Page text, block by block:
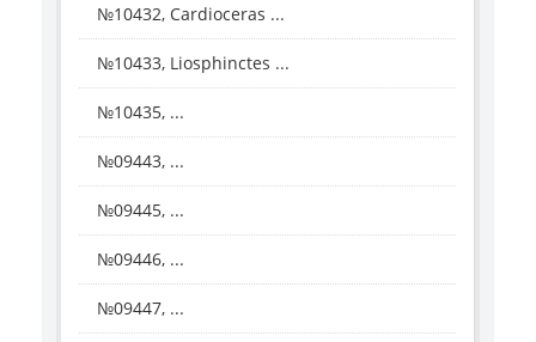
№10432, Cardioceras ...
№10433, Liosphinctes ...
№10435, ...
№09443, ...
№09445, ...
№09446, ...
№09447, ...